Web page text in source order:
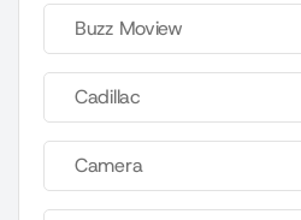
Buzz Moview
Cadillac
Camera